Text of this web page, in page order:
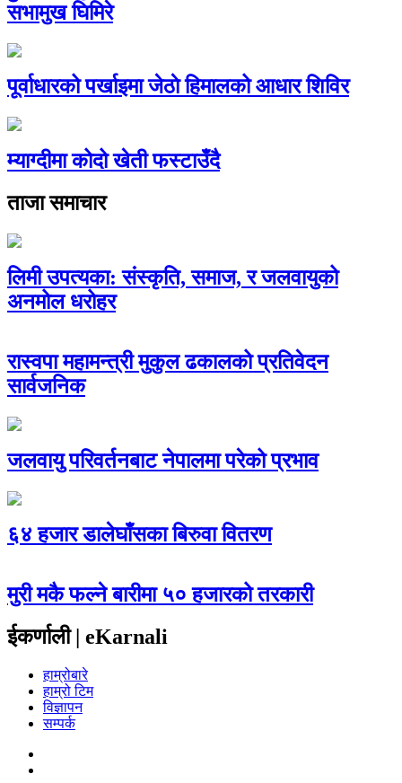
सभामुख घिमिरे
पूर्वाधारको पर्खाइमा जेठाे हिमालको आधार शिविर
म्याग्दीमा कोदो खेती फस्टाउँदै
ताजा समाचार
लिमी उपत्यका: संस्कृति, समाज, र जलवायुको
अनमोल धरोहर
रास्वपा महामन्त्री मुकुल ढकालको प्रतिवेदन
सार्वजनिक
जलवायु परिवर्तनबाट नेपालमा परेको प्रभाव
६४ हजार डालेघाँसका बिरुवा वितरण
मुरी मकै फल्ने बारीमा ५० हजारको तरकारी
ईकर्णाली | eKarnali
हाम्रोबारे
हाम्रो टिम
विज्ञापन
सम्पर्क